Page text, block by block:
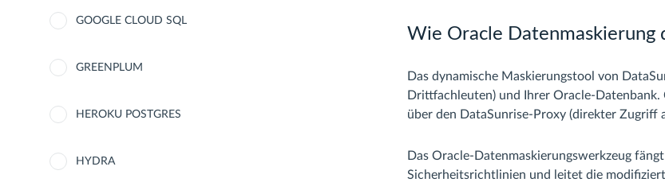
GOOGLE CLOUD SQL
GREENPLUM
HEROKU POSTGRES
HYDRA
Wie Oracle Datenmaskierung
Das dynamische Maskierungstool von
Drittfachleuten) und Ihrer Oracle-
über den DataSunrise-Proxy (direkter Zugriff
Das Oracle-Datenmaskierungswerkzeug
Sicherheitsrichtlinien und leitet die